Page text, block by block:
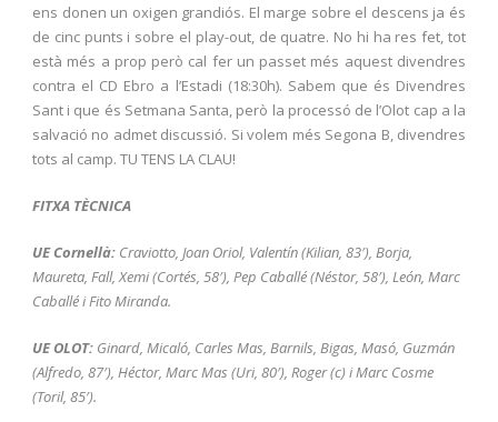
ens donen un oxigen grandiós. El marge sobre el descens ja és
de cinc punts i sobre el play-out, de quatre. No hi ha res fet, tot
està més a prop però cal fer un passet més aquest divendres
contra el CD Ebro a l’Estadi (18:30h). Sabem que és Divendres
Sant i que és Setmana Santa, però la processó de l’Olot cap a la
salvació no admet discussió. Si volem més Segona B, divendres
tots al camp. TU TENS LA CLAU!
FITXA TÈCNICA
UE Cornellà: Craviotto, Joan Oriol, Valentín (Kilian, 83′), Borja,
Maureta, Fall, Xemi (Cortés, 58′), Pep Caballé (Néstor, 58′), León, Marc
Caballé i Fito Miranda.
UE OLOT: Ginard, Micaló, Carles Mas, Barnils, Bigas, Masó, Guzmán
(Alfredo, 87′), Héctor, Marc Mas (Uri, 80′), Roger (c) i Marc Cosme
(Toril, 85′).